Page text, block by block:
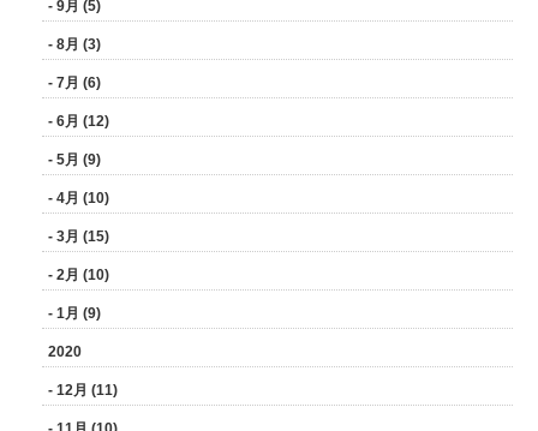
- 9月 (5)
- 8月 (3)
- 7月 (6)
- 6月 (12)
- 5月 (9)
- 4月 (10)
- 3月 (15)
- 2月 (10)
- 1月 (9)
2020
- 12月 (11)